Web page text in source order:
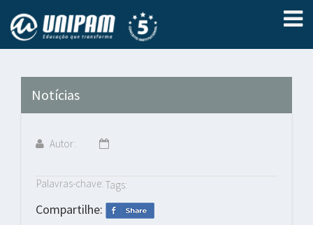
Notícias
Autor:
Palavras-chave: Tags:
Compartilhe: